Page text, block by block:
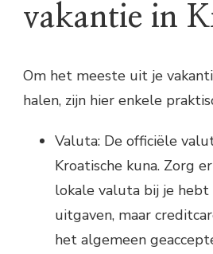
vakantie in
Om het meeste uit je
halen, zijn hier enkele
Valuta: De officiële
Kroatische kuna. Zorg
lokale valuta bij je hebt
uitgaven, maar
het algemeen